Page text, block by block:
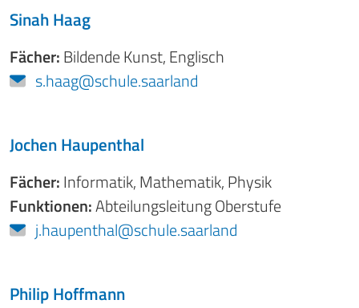
Sinah Haag
Fächer:Bildende Kunst,Englisch
s.haag@schule.saarland
Jochen Haupenthal
Fächer:Informatik,Mathematik,Physik
Funktionen:Abteilungsleitung Oberstufe
j.haupenthal@schule.saarland
Philip Hoffmann